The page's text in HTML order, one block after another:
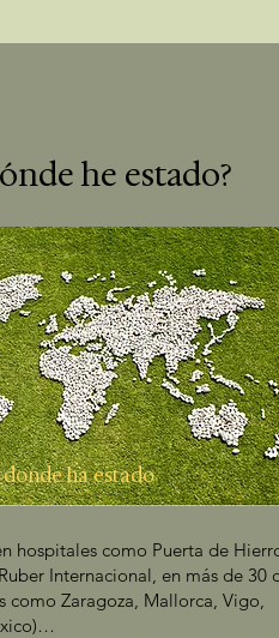
he estado?
ha estado
hospitales como Puerta de
Internacional, en más de 30
como Zaragoza, Mallorca, Vigo,